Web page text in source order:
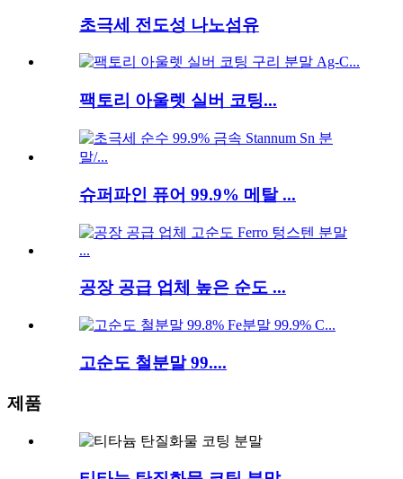
초극세 전도성 나노섬유
팩토리 아울렛 실버 코팅...
슈퍼파인 퓨어 99.9% 메탈 ...
공장 공급 업체 높은 순도 ...
고순도 철분말 99....
제품